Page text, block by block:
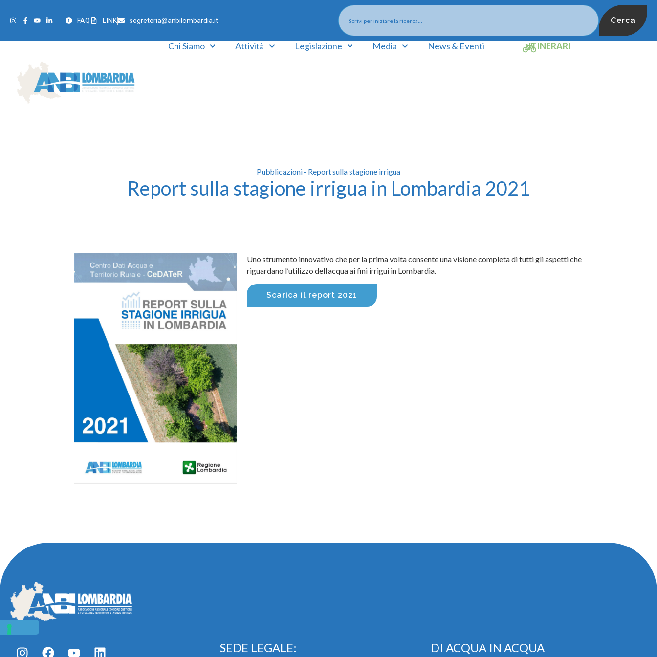
FAQ LINK segreteria@anbilombardia.it Cerca
Chi Siamo Attività Legislazione Media News & Eventi ITINERARI
Pubblicazioni - Report sulla stagione irrigua
Report sulla stagione irrigua in Lombardia 2021
Uno strumento innovativo che per la prima volta consente una visione completa di tutti gli aspetti che
riguardano l’utilizzo dell’acqua ai fini irrigui in Lombardia.
Scarica il report 2021
SEDE LEGALE: DI ACQUA IN ACQUA